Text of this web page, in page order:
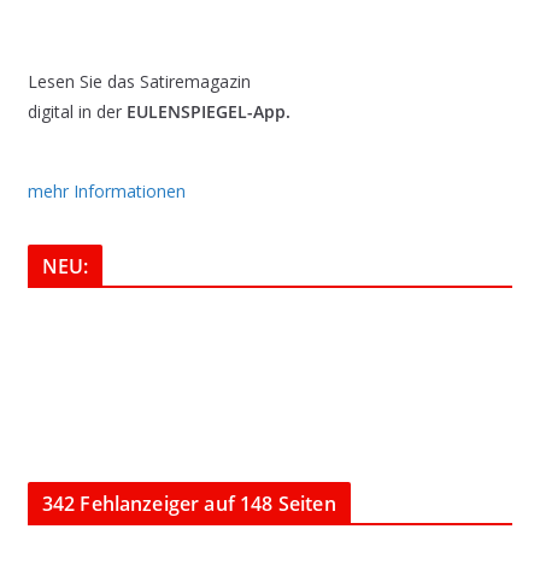
Lesen Sie das Satiremagazin
digital in der EULENSPIEGEL-App.
mehr Informationen
NEU:
342 Fehlanzeiger auf 148 Seiten